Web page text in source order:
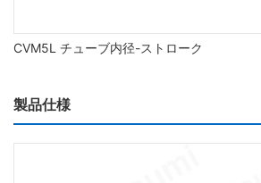
CVM5L チューブ内径-ストローク
製品仕様